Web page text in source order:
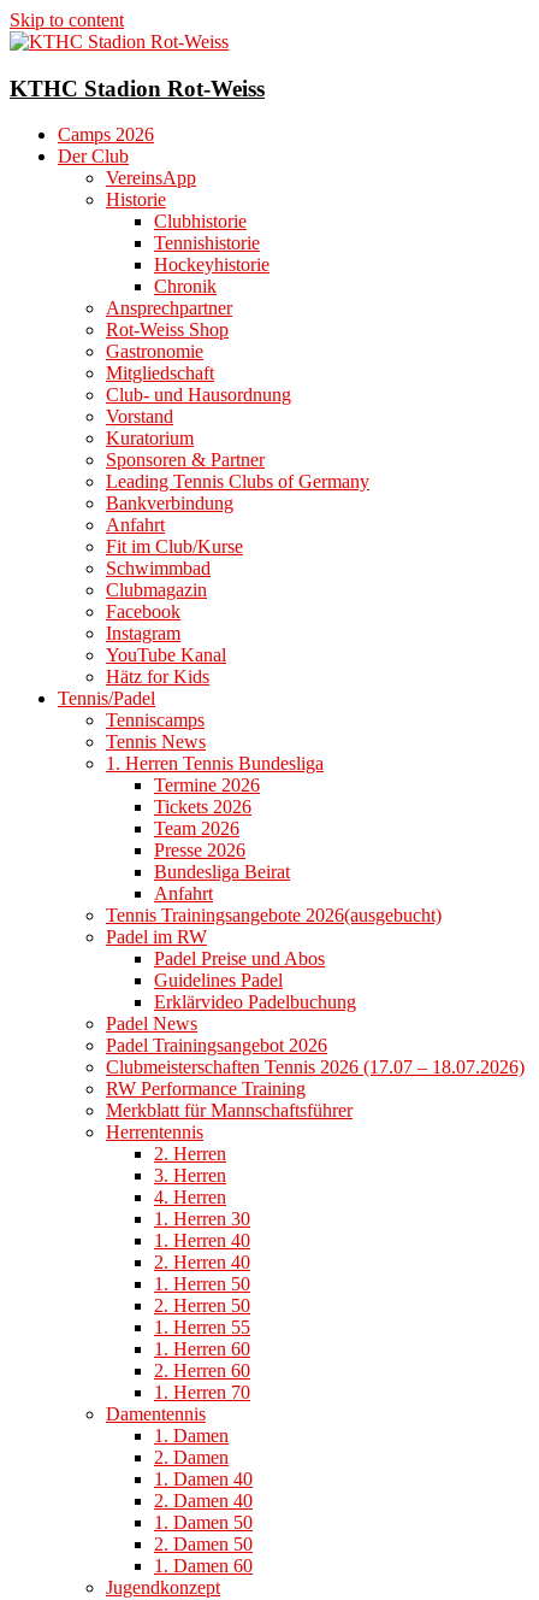
Skip to content
KTHC Stadion Rot-Weiss
Camps 2026
Der Club
VereinsApp
Historie
Clubhistorie
Tennishistorie
Hockeyhistorie
Chronik
Ansprechpartner
Rot-Weiss Shop
Gastronomie
Mitgliedschaft
Club- und Hausordnung
Vorstand
Kuratorium
Sponsoren & Partner
Leading Tennis Clubs of Germany
Bankverbindung
Anfahrt
Fit im Club/Kurse
Schwimmbad
Clubmagazin
Facebook
Instagram
YouTube Kanal
Hätz for Kids
Tennis/Padel
Tenniscamps
Tennis News
1. Herren Tennis Bundesliga
Termine 2026
Tickets 2026
Team 2026
Presse 2026
Bundesliga Beirat
Anfahrt
Tennis Trainingsangebote 2026(ausgebucht)
Padel im RW
Padel Preise und Abos
Guidelines Padel
Erklärvideo Padelbuchung
Padel News
Padel Trainingsangebot 2026
Clubmeisterschaften Tennis 2026 (17.07 – 18.07.2026)
RW Performance Training
Merkblatt für Mannschaftsführer
Herrentennis
2. Herren
3. Herren
4. Herren
1. Herren 30
1. Herren 40
2. Herren 40
1. Herren 50
2. Herren 50
1. Herren 55
1. Herren 60
2. Herren 60
1. Herren 70
Damentennis
1. Damen
2. Damen
1. Damen 40
2. Damen 40
1. Damen 50
2. Damen 50
1. Damen 60
Jugendkonzept